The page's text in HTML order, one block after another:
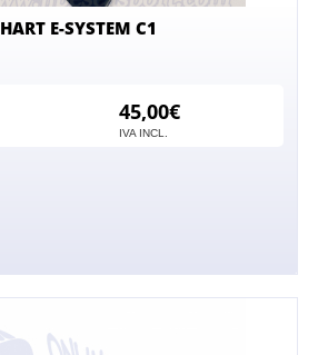
HART E-SYSTEM C1
45,00€
IVA INCL.